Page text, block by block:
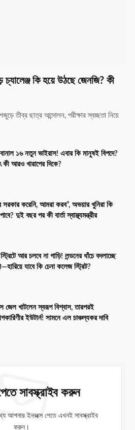
চ্যালেঞ্জ কি হয়ে উঠছে জেনজি? কী
তীব্র ছাত্র আন্দোলন, পরীক্ষার স্বচ্ছতা নিয়ে
১৬ নতুন ভাইরাস! এবার কি মানুষই বিপদে?
কী আরও খারাপের দিকে?
করেনি, আমরা করব”, অভয়ার খুনিরা কি
দুই বছর পর কী বার্তা স্বাস্থ্যমন্ত্রীর
আর চলবে না গাড়ি! লন্ডনের ধাঁচে বদলাচ্ছে
যাবে কি চেনা কলেজ স্ট্রিট?
জেল খাটলেন স্বরূপ বিশ্বাস, তারপরই
ইউটার্ন! সামনে এল চাঞ্চল্যকর দাবি
সাবস্ক্রাইব করুন
আপনার ইনবক্সে পেতে এখনই সাবস্ক্রাইব
করুন।